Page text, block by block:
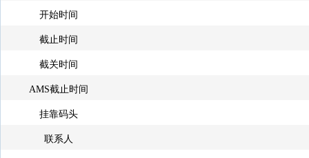
开始时间
截止时间
截关时间
AMS截止时间
挂靠码头
联系人